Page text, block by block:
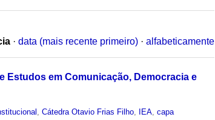
· data (mais recente primeiro) · alfabeticamente
Estudos em Comunicação, Democracia e
,Cátedra Otavio Frias Filho IEA ,capa